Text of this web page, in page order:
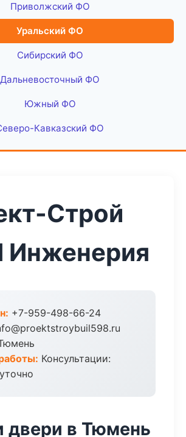
Приволжский ФО
Уральский ФО
Сибирский ФО
Дальневосточный ФО
Южный ФО
Кавказский ФО
Строй
Инженерия
+7-959-498-66-24
Консультации:
двери в Тюмень